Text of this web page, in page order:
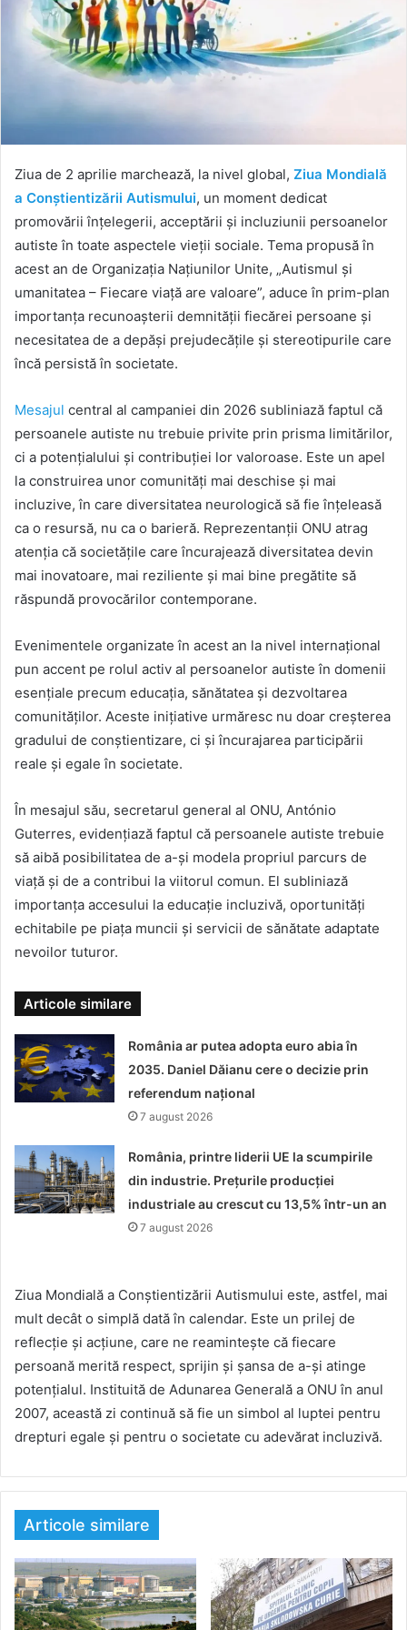
Ziua de 2 aprilie marchează, la nivel global, Ziua Mondială
a Conștientizării Autismului, un moment dedicat
promovării înțelegerii, acceptării și incluziunii persoanelor
autiste în toate aspectele vieții sociale. Tema propusă în
acest an de Organizația Națiunilor Unite, „Autismul și
umanitatea – Fiecare viață are valoare”, aduce în prim-plan
importanța recunoașterii demnității fiecărei persoane și
necesitatea de a depăși prejudecățile și stereotipurile care
încă persistă în societate.
Mesajul central al campaniei din 2026 subliniază faptul că
persoanele autiste nu trebuie privite prin prisma limitărilor,
ci a potențialului și contribuției lor valoroase. Este un apel
la construirea unor comunități mai deschise și mai
incluzive, în care diversitatea neurologică să fie înțeleasă
ca o resursă, nu ca o barieră. Reprezentanții ONU atrag
atenția că societățile care încurajează diversitatea devin
mai inovatoare, mai reziliente și mai bine pregătite să
răspundă provocărilor contemporane.
Evenimentele organizate în acest an la nivel internațional
pun accent pe rolul activ al persoanelor autiste în domenii
esențiale precum educația, sănătatea și dezvoltarea
comunităților. Aceste inițiative urmăresc nu doar creșterea
gradului de conștientizare, ci și încurajarea participării
reale și egale în societate.
În mesajul său, secretarul general al ONU, António
Guterres, evidențiază faptul că persoanele autiste trebuie
să aibă posibilitatea de a-și modela propriul parcurs de
viață și de a contribui la viitorul comun. El subliniază
importanța accesului la educație incluzivă, oportunități
echitabile pe piața muncii și servicii de sănătate adaptate
nevoilor tuturor.
Articole similare
România ar putea adopta euro abia în
2035. Daniel Dăianu cere o decizie prin
referendum național
7 august 2026
România, printre liderii UE la scumpirile
din industrie. Prețurile producției
industriale au crescut cu 13,5% într-un an
7 august 2026
Ziua Mondială a Conștientizării Autismului este, astfel, mai
mult decât o simplă dată în calendar. Este un prilej de
reflecție și acțiune, care ne reamintește că fiecare
persoană merită respect, sprijin și șansa de a-și atinge
potențialul. Instituită de Adunarea Generală a ONU în anul
2007, această zi continuă să fie un simbol al luptei pentru
drepturi egale și pentru o societate cu adevărat incluzivă.
Articole similare